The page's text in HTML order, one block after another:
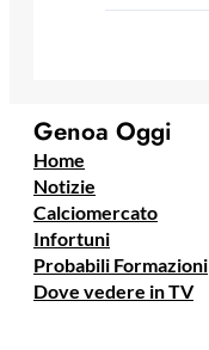
Genoa Oggi
Home
Notizie
Calciomercato
Infortuni
Probabili Formazioni
Dove vedere in TV